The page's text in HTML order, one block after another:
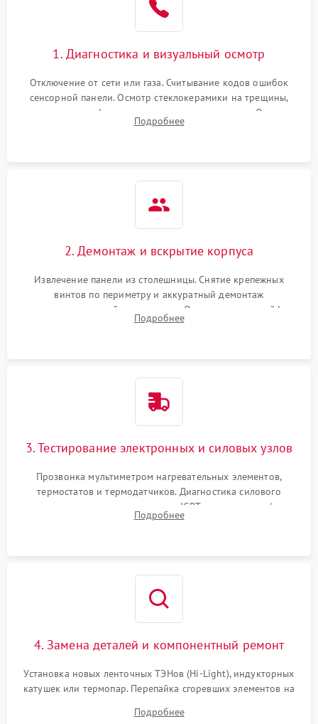
1. Диагностика и визуальный осмотр
Отключение от сети или газа. Считывание кодов ошибок
сенсорной панели. Осмотр стеклокерамики на трещины,
проверка конфорок на равномерность нагрева. Опрос
клиента о симптомах (не включается, не видит посуду,
Подробнее
2. Демонтаж и вскрытие корпуса
Извлечение панели из столешницы. Снятие крепежных
винтов по периметру и аккуратный демонтаж
стеклокерамической поверхности. Отсоединение шлейфов
сенсорного блока для доступа к силовым платам, катушкам
Подробнее
3. Тестирование электронных и силовых узлов
Прозвонка мультиметром нагревательных элементов,
термостатов и термодатчиков. Диагностика силового
модуля, реле, диодных мостов и IGBT-транзисторов (для
индукции). Проверка кранов и газ-контроля (для газовых
Подробнее
4. Замена деталей и компонентный ремонт
Установка новых ленточных ТЭНов (Hi-Light), индукторных
катушек или термопар. Перепайка сгоревших элементов на
дорожек. Очистка контактов и замена поврежденной
Подробнее